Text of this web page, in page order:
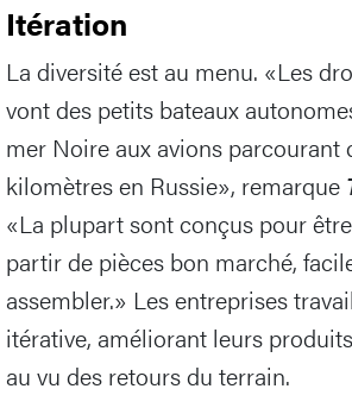
Itération
La diversité est au menu. «Les
vont des petits bateaux
mer Noire aux avions parcourant
kilomètres en Russie», remarque
«La plupart sont conçus pour
partir de pièces bon marché,
assembler.» Les entreprises
itérative, améliorant leurs
au vu des retours du terrain.